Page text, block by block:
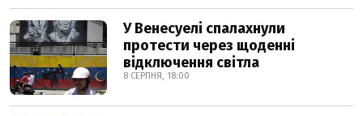
У Венесуелі спалахнули
протести через щоденні
відключення світла
8 СЕРПНЯ, 18:00